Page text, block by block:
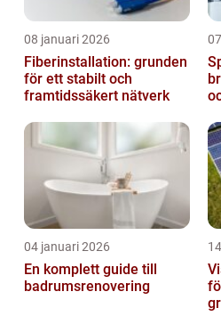
08 januari 2026
Fiberinstallation: grunden
för ett stabilt och
framtidssäkert nätverk
04 januari 2026
En komplett guide till
badrumsrenovering